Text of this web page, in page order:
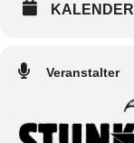
KALENDER
Veranstalter